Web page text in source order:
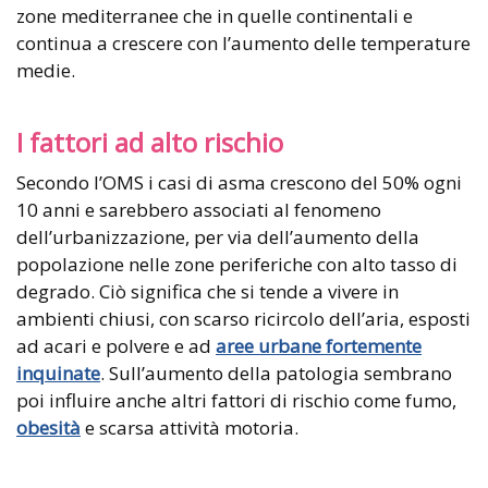
zone mediterranee che in quelle continentali e
continua a crescere con l’aumento delle temperature
medie.
I fattori ad alto rischio
Secondo l’OMS i casi di asma crescono del 50% ogni
10 anni e sarebbero associati al fenomeno
dell’urbanizzazione, per via dell’aumento della
popolazione nelle zone periferiche con alto tasso di
degrado. Ciò significa che si tende a vivere in
ambienti chiusi, con scarso ricircolo dell’aria, esposti
ad acari e polvere e ad aree urbane fortemente
inquinate. Sull’aumento della patologia sembrano
poi influire anche altri fattori di rischio come fumo,
obesità e scarsa attività motoria.